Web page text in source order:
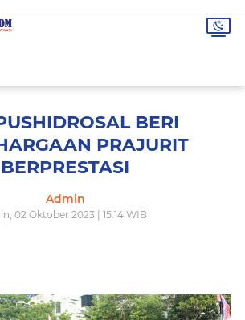
BERI
PRAJURIT
BERPRESTASI
Admin
02 Oktober 2023 | 15.14 WIB